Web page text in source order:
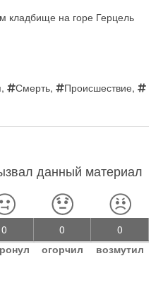
кладбище на горе Герцель
, Смерть, Происшествие,
данный материал
0
0
огорчил
0
возмутил